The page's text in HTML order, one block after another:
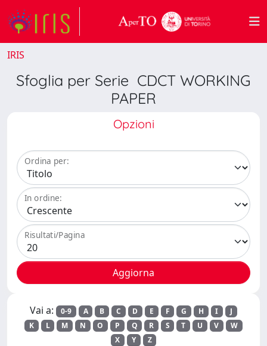
IRIS
Sfoglia per Serie CDCT WORKING
PAPER
Opzioni
Ordina per:
In ordine:
Risultati/Pagina
Vai a: 0-9 A B C D E F G H I
J
K
L M N O P Q R S T U V
W
X
Y Z